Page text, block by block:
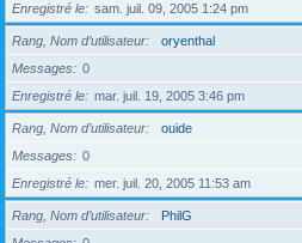
Enregistré le
sam. juil. 09, 2005 1:24 pm
Rang, Nom d’utilisateur
oryenthal
Messages
0
Enregistré le
mar. juil. 19, 2005 3:46 pm
Rang, Nom d’utilisateur
ouide
Messages
0
Enregistré le
mer. juil. 20, 2005 11:53 am
Rang, Nom d’utilisateur
PhilG